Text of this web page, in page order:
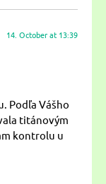
14. October at 13:39
Podľa Vášho
titánovým
kontrolu u